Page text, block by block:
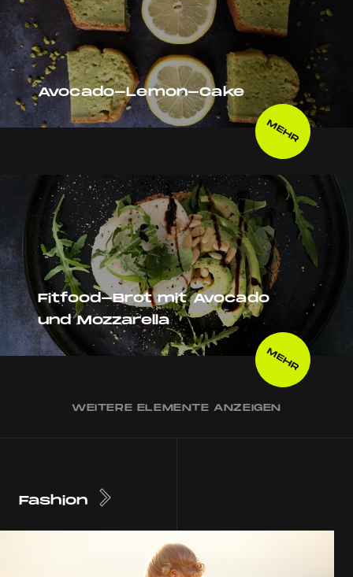
Avocado-Lemon-Cake
MEHR
Fitfood-Brot mit Avocado
und Mozzarella
MEHR
WEITERE ELEMENTE ANZEIGEN
Fashion